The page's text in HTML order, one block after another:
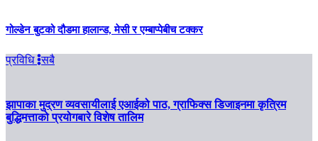
गोल्डेन बुटको दौडमा हालान्ड, मेसी र एम्बाप्पेबीच टक्कर
प्रविधि सबै
झापाका मुद्रण व्यवसायीलाई एआईको पाठ, ग्राफिक्स डिजाइनमा कृत्रिम
बुद्धिमत्ताको प्रयोगबारे विशेष तालिम